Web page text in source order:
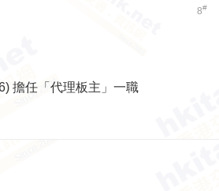
8#
擔任「代理板主」一職